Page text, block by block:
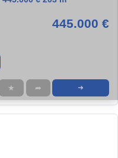
445.000 €
★ ➦ ➜